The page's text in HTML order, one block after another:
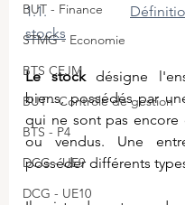
BUT - Finance
STMG - Economie
BTS CEJM
BUT - Contrôle de gestion
BTS - P4
DCG - UE9
DCG - UE10
1.1.
stocks
Le stock désigne
biens, possédés par
qui ne sont pas encore
ou vendus. Une
posséder différents